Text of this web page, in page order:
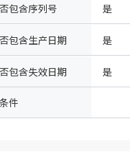
包含序列号 是
包含生产日期 是
包含失效日期 是
件